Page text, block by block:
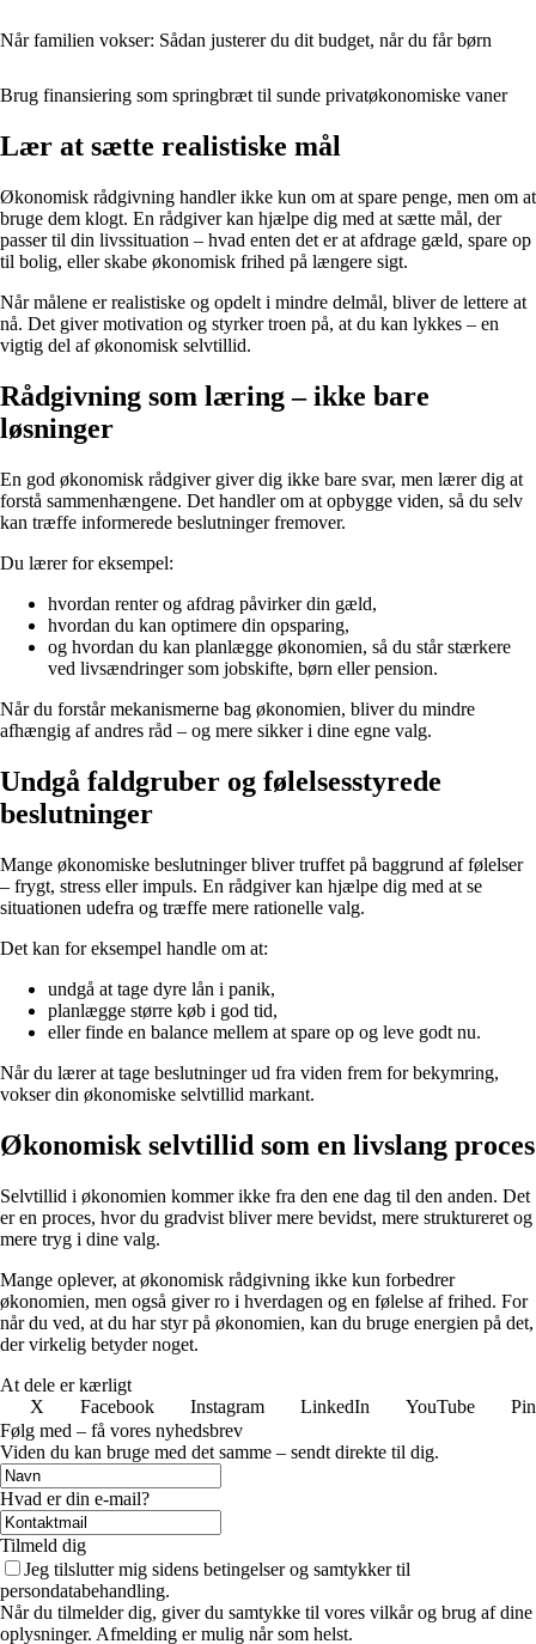
Når familien vokser: Sådan justerer du dit budget, når du får børn
Brug finansiering som springbræt til sunde privatøkonomiske vaner
Lær at sætte realistiske mål
Økonomisk rådgivning handler ikke kun om at spare penge, men om at
bruge dem klogt. En rådgiver kan hjælpe dig med at sætte mål, der
passer til din livssituation – hvad enten det er at afdrage gæld, spare op
til bolig, eller skabe økonomisk frihed på længere sigt.
Når målene er realistiske og opdelt i mindre delmål, bliver de lettere at
nå. Det giver motivation og styrker troen på, at du kan lykkes – en
vigtig del af økonomisk selvtillid.
Rådgivning som læring – ikke bare
løsninger
En god økonomisk rådgiver giver dig ikke bare svar, men lærer dig at
forstå sammenhængene. Det handler om at opbygge viden, så du selv
kan træffe informerede beslutninger fremover.
Du lærer for eksempel:
hvordan renter og afdrag påvirker din gæld,
hvordan du kan optimere din opsparing,
og hvordan du kan planlægge økonomien, så du står stærkere
ved livsændringer som jobskifte, børn eller pension.
Når du forstår mekanismerne bag økonomien, bliver du mindre
afhængig af andres råd – og mere sikker i dine egne valg.
Undgå faldgruber og følelsesstyrede
beslutninger
Mange økonomiske beslutninger bliver truffet på baggrund af følelser
– frygt, stress eller impuls. En rådgiver kan hjælpe dig med at se
situationen udefra og træffe mere rationelle valg.
Det kan for eksempel handle om at:
undgå at tage dyre lån i panik,
planlægge større køb i god tid,
eller finde en balance mellem at spare op og leve godt nu.
Når du lærer at tage beslutninger ud fra viden frem for bekymring,
vokser din økonomiske selvtillid markant.
Økonomisk selvtillid som en livslang proces
Selvtillid i økonomien kommer ikke fra den ene dag til den anden. Det
er en proces, hvor du gradvist bliver mere bevidst, mere struktureret og
mere tryg i dine valg.
Mange oplever, at økonomisk rådgivning ikke kun forbedrer
økonomien, men også giver ro i hverdagen og en følelse af frihed. For
når du ved, at du har styr på økonomien, kan du bruge energien på det,
der virkelig betyder noget.
At dele er kærligt
X
Facebook Instagram LinkedIn YouTube
Følg med – få vores nyhedsbrev
Viden du kan bruge med det samme – sendt direkte til dig.
Hvad er din e-mail?
Tilmeld dig
Jeg tilslutter mig sidens betingelser og samtykker til
persondatabehandling.
Når du tilmelder dig, giver du samtykke til vores vilkår og brug af dine
oplysninger. Afmelding er mulig når som helst.